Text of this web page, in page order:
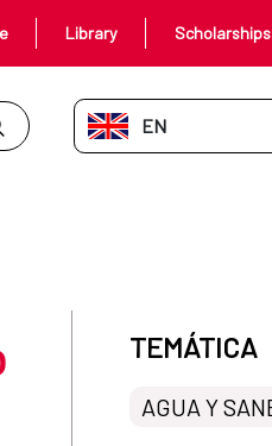
Library
EN-GB
TEMÁTICA
AGUA Y